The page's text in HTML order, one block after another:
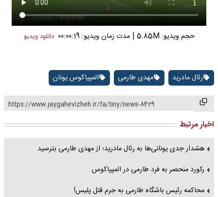
حجم ویدیو: 5.85M |مدت زمان ویدیو: 00:00:19 دانلود ویدیو
رئال مادرید مهدی طارمی المپیاکوس یونان
https://www.jaygahevizheh.ir/fa/tiny/news-8429
اخبار مرتبط
هشدار جدی یونانی‌ها به رئال مادرید؛ از مهدی طارمی بترسید
رکورد منحصر به فرد طارمی در المپیاکوس
محاکمه رئیس باشگاه طارمی به جرم قتل پلیس!